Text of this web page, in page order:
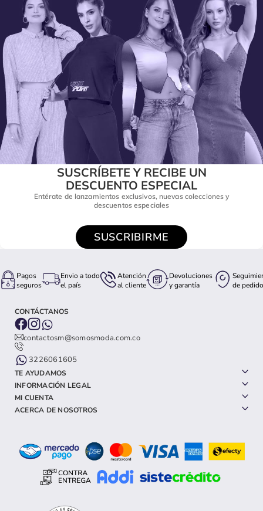
SUSCRÍBETE Y RECIBE UN
DESCUENTO ESPECIAL
Entérate de lanzamientos exclusivos, nuevas colecciones y
descuentos especiales
SUSCRIBIRME
Pagos
seguros
Envio a todo
el país
Atención
al cliente
Devoluciones
y garantía
de pedido
CONTÁCTANOS
contactosm@somosmoda.com.co
3226061605
TE AYUDAMOS
INFORMACIÓN LEGAL
MI CUENTA
ACERCA DE NOSOTROS